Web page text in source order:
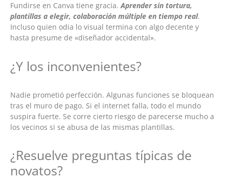
Fundirse en Canva tiene gracia.Aprender sin tortura,
plantillas a elegir, colaboración múltiple en tiempo real.
Incluso quien odia lo visual termina con algo decente y
hasta presume de «diseñador accidental».
¿Y los inconvenientes?
Nadie prometió perfección. Algunas funciones se bloquean
tras el muro de pago. Si el internet falla, todo el mundo
suspira fuerte. Se corre cierto riesgo de parecerse mucho a
los vecinos si se abusa de las mismas plantillas.
¿Resuelve preguntas típicas de
novatos?